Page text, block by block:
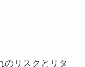
のリスクとリタ